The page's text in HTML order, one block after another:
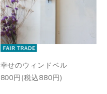
幸せのウィンドベル
800円(税込880円)